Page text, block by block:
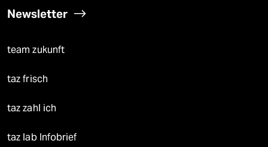
Newsletter
team zukunft
taz frisch
taz zahl ich
taz lab Infobrief